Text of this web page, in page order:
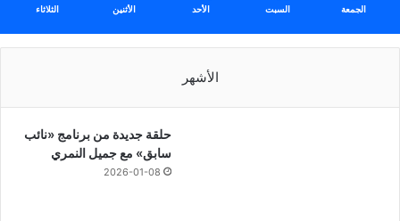
الجمعة السبت الأحد الأثنين الثلاثاء
الأشهر
حلقة جديدة من برنامج «نائب
سابق» مع جميل النمري
2026-01-08